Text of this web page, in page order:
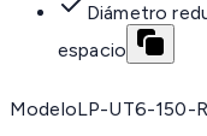
Diámetro
espacio
ModeloLP-UT6-150-